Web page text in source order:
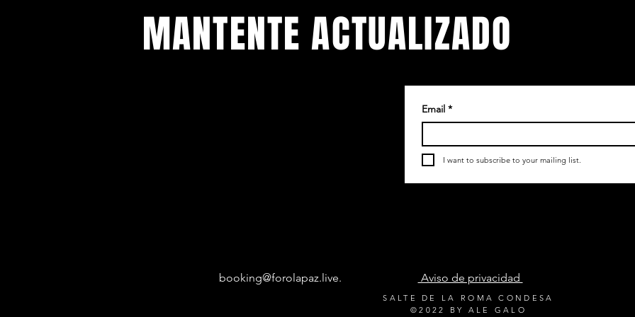
MANTENTE ACTUALIZADO
Email *
I want to subscribe to your mailing list.
booking@forolapaz.live. Aviso de privacidad
SALTE DE LA ROMA CONDESA
©2022 BY ALE GALO